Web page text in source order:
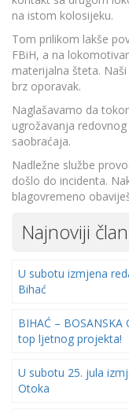
na istom kolosijeku.
Tom prilikom lakše
FBiH, a na
materijalna šteta.
brz oporavak.
Naglašavamo da
ugrožavanja
saobraćaja.
Nadležne službe
došlo do incidenta.
blagovremeno
Najnoviji
U subotu izmjena
Bihać
BIHAĆ –
top ljetnog projekta!
U subotu 25. jula
Otoka